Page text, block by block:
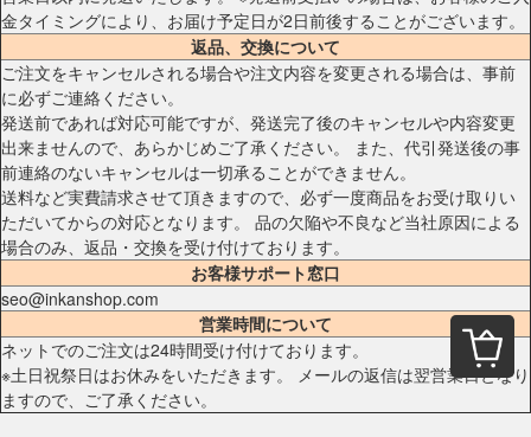
金タイミングにより、お届け予定日が2日前後することがございます。
返品、交換について
ご注文をキャンセルされる場合や注文内容を変更される場合は、事前
に必ずご連絡ください。
発送前であれば対応可能ですが、発送完了後のキャンセルや内容変更
出来ませんので、あらかじめご了承ください。 また、代引発送後の事
前連絡のないキャンセルは一切承ることができません。
送料など実費請求させて頂きますので、必ず一度商品をお受け取りい
ただいてからの対応となります。 品の欠陥や不良など当社原因による
場合のみ、返品・交換を受け付けております。
お客様サポート窓口
seo@inkanshop.com
営業時間について
ネットでのご注文は24時間受け付けております。
※土日祝祭日はお休みをいただきます。 メールの返信は翌営業日となり
ますので、ご了承ください。